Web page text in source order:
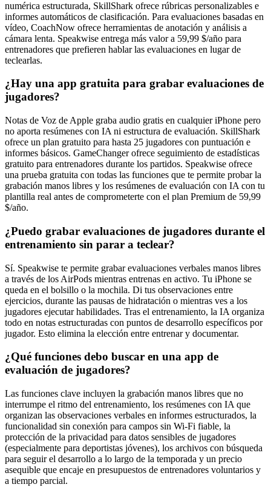
numérica estructurada, SkillShark ofrece rúbricas personalizables e
informes automáticos de clasificación. Para evaluaciones basadas en
vídeo, CoachNow ofrece herramientas de anotación y análisis a
cámara lenta. Speakwise entrega más valor a 59,99 $/año para
entrenadores que prefieren hablar las evaluaciones en lugar de
teclearlas.
¿Hay una app gratuita para grabar evaluaciones de
jugadores?
Notas de Voz de Apple graba audio gratis en cualquier iPhone pero
no aporta resúmenes con IA ni estructura de evaluación. SkillShark
ofrece un plan gratuito para hasta 25 jugadores con puntuación e
informes básicos. GameChanger ofrece seguimiento de estadísticas
gratuito para entrenadores durante los partidos. Speakwise ofrece
una prueba gratuita con todas las funciones que te permite probar la
grabación manos libres y los resúmenes de evaluación con IA con tu
plantilla real antes de comprometerte con el plan Premium de 59,99
$/año.
¿Puedo grabar evaluaciones de jugadores durante el
entrenamiento sin parar a teclear?
Sí. Speakwise te permite grabar evaluaciones verbales manos libres
a través de los AirPods mientras entrenas en activo. Tu iPhone se
queda en el bolsillo o la mochila. Di tus observaciones entre
ejercicios, durante las pausas de hidratación o mientras ves a los
jugadores ejecutar habilidades. Tras el entrenamiento, la IA organiza
todo en notas estructuradas con puntos de desarrollo específicos por
jugador. Esto elimina la elección entre entrenar y documentar.
¿Qué funciones debo buscar en una app de
evaluación de jugadores?
Las funciones clave incluyen la grabación manos libres que no
interrumpe el ritmo del entrenamiento, los resúmenes con IA que
organizan las observaciones verbales en informes estructurados, la
funcionalidad sin conexión para campos sin Wi-Fi fiable, la
protección de la privacidad para datos sensibles de jugadores
(especialmente para deportistas jóvenes), los archivos con búsqueda
para seguir el desarrollo a lo largo de la temporada y un precio
asequible que encaje en presupuestos de entrenadores voluntarios y
a tiempo parcial.